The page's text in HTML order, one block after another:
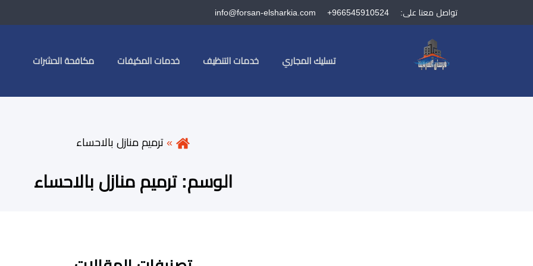
تواصل معنا على: +966545910524
info@forsan-elsharkia.com
تسليك المجاري خدمات التنظيف خدمات المكيفات مكافحة الحشرات
ترميم منازل بالاحساء
الوسم:ترميم منازل بالاحساء